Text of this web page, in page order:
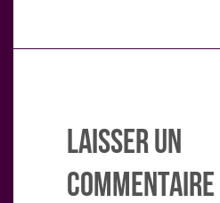
Laisser un
commentaire